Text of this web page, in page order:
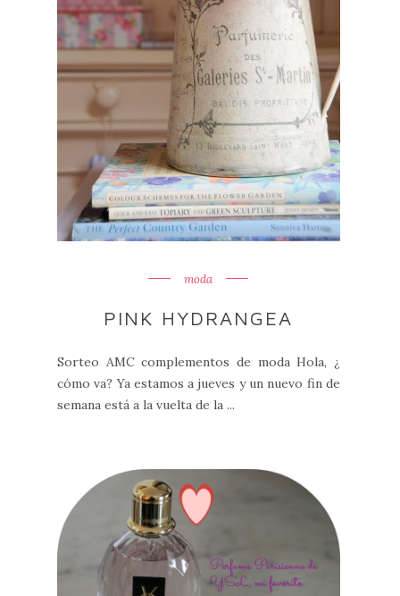
moda
PINK HYDRANGEA
Sorteo AMC complementos de moda Hola, ¿
cómo va? Ya estamos a jueves y un nuevo fin de
semana está a la vuelta de la ...